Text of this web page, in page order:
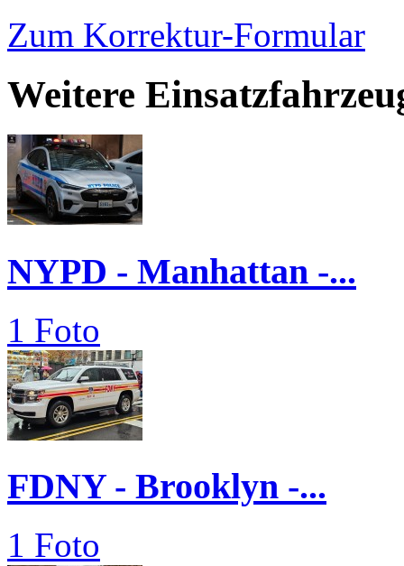
Zum Korrektur-Formular
Weitere
NYPD - Manhattan -...
1 Foto
FDNY - Brooklyn -...
1 Foto